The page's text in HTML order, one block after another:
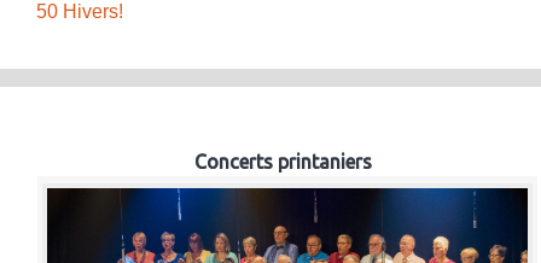
50 Hivers!
Concerts printaniers